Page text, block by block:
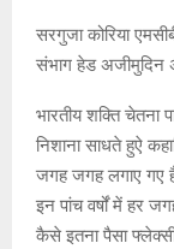
सरगुजा कोरिया
संभाग हेड अजीमुदिन
भारतीय शक्ति चेतना
निशाना साधते हुऐ
जगह जगह लगाए गए
इन पांच वर्षों में हर
कैसे इतना पैसा